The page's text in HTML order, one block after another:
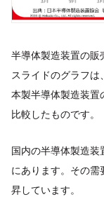
半導体製造装置の販
スライドのグラフ
本製半導体製造装置
比較したものです。
国内の半導体製造装
にあります。その需
昇しています。